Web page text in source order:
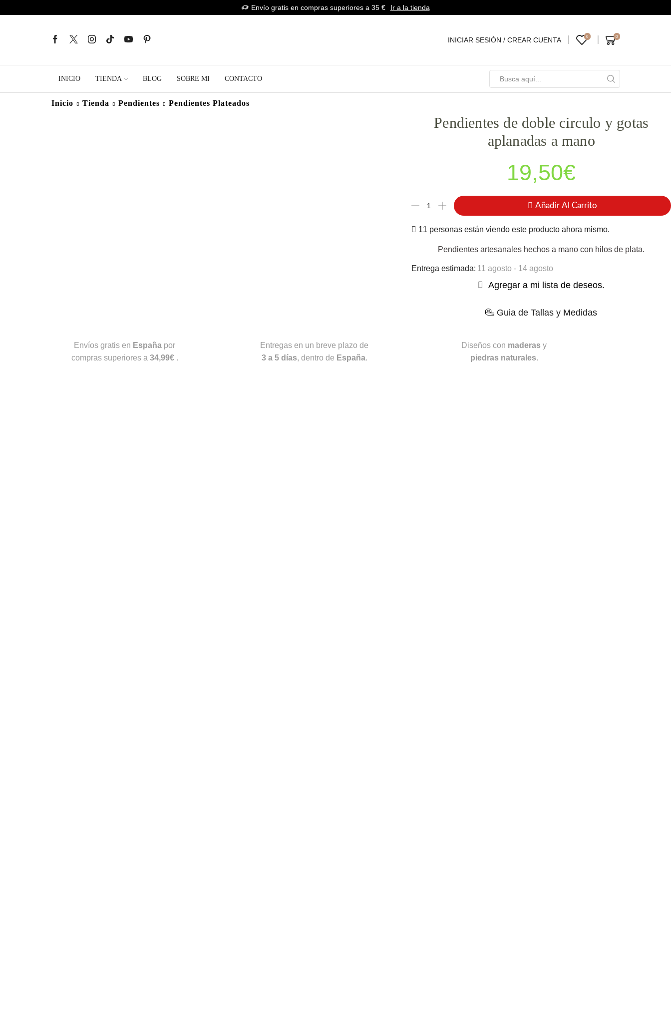
Envío gratis en compras superiores a 35 € Ir a la tienda
INICIAR SESIÓN / CREAR CUENTA 0 0
INICIO TIENDA BLOG SOBRE MI CONTACTO
Inicio Tienda Pendientes Pendientes Plateados
Pendientes de doble circulo y gotas
aplanadas a mano
19,50€
Añadir Al Carrito
11 personas están viendo este producto ahora mismo.
Pendientes artesanales hechos a mano con hilos de plata.
Entrega estimada: 11 agosto - 14 agosto
Agregar a mi lista de deseos.
Guia de Tallas y Medidas
Envíos gratis en España por
compras superiores a 34,99€.
Entregas en un breve plazo de
3 a 5 días, dentro de España.
Diseños con maderas y
piedras naturales.